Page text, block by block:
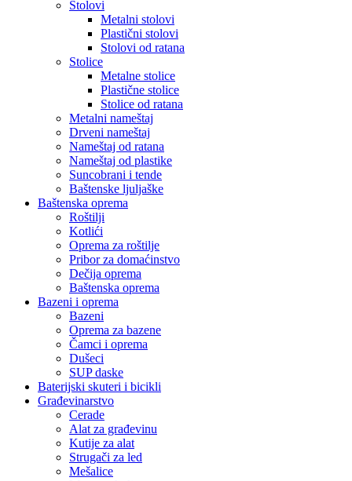
Stolovi
Metalni stolovi
Plastični stolovi
Stolovi od ratana
Stolice
Metalne stolice
Plastične stolice
Stolice od ratana
Metalni nameštaj
Drveni nameštaj
Nameštaj od ratana
Nameštaj od plastike
Suncobrani i tende
Baštenske ljuljaške
Baštenska oprema
Roštilji
Kotlići
Oprema za roštilje
Pribor za domaćinstvo
Dečija oprema
Baštenska oprema
Bazeni i oprema
Bazeni
Oprema za bazene
Čamci i oprema
Dušeci
SUP daske
Baterijski skuteri i bicikli
Građevinarstvo
Cerade
Alat za građevinu
Kutije za alat
Strugači za led
Mešalice